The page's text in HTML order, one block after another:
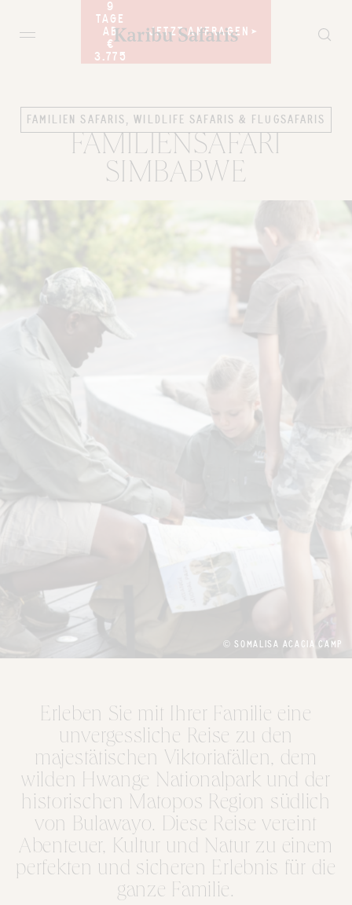
9
TAGE
AB
€
3.775
JETZT ANFRAGEN
JETZT ANFRAGEN
FAMILIEN SAFARIS, WILDLIFE SAFARIS & FLUGSAFARIS
FAMILIENSAFARI
SIMBABWE
© SOMALISA ACACIA CAMP
Erleben Sie mit Ihrer Familie eine
unvergessliche Reise zu den
majestätischen Viktoriafällen, dem
wilden Hwange Nationalpark und der
historischen Matopos Region südlich
von Bulawayo. Diese Reise vereint
Abenteuer, Kultur und Natur zu einem
perfekten und sicheren Erlebnis für die
ganze Familie.